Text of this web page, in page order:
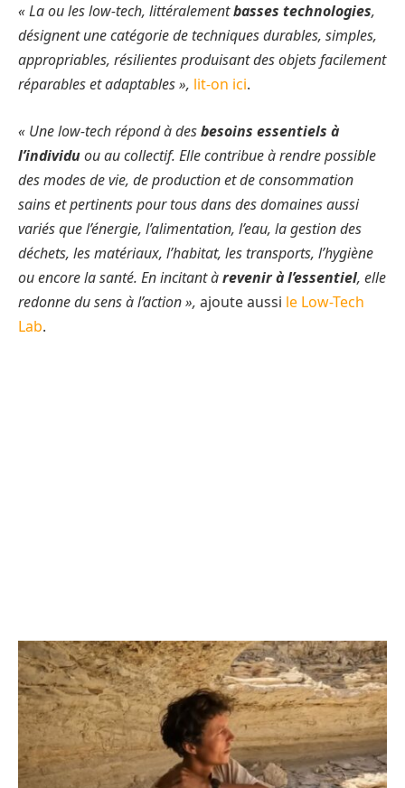
« La ou les low-tech, littéralementbasses technologies,
désignent une catégorie de techniques durables, simples,
appropriables, résilientes produisant des objets facilement
réparables et adaptables », lit-on ici.
« Une low-tech répond à desbesoins essentiels à
l’individuou au collectif. Elle contribue à rendre possible
des modes de vie, de production et de consommation
sains et pertinents pour tous dans des domaines aussi
variés que l’énergie, l’alimentation, l’eau, la gestion des
déchets, les matériaux, l’habitat, les transports, l’hygiène
ou encore la santé. En incitant àrevenir à l’essentiel, elle
redonne du sens à l’action », ajoute aussi le Low-Tech
Lab.